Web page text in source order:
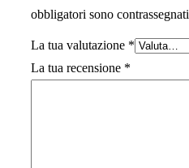
obbligatori sono contrassegnati
La tua valutazione *
La tua recensione *